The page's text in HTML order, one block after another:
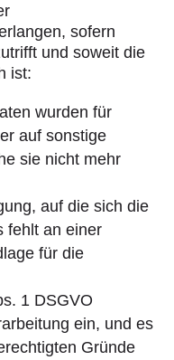
sofern
und soweit die
ist:
wurden für
auf sonstige
sie nicht mehr
auf die sich die
fehlt an einer
für die
1 DSGVO
ein, und es
Gründe